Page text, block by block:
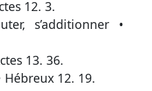
12. 3.
s’additionner •
13. 36.
Hébreux 12. 19.